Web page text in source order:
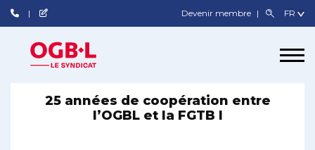
Devenir membre
25 années de coopération entre
l’OGBL et la FGTB I